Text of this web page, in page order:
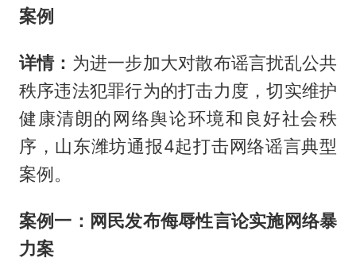
案例
详情： 为进一步加大对散布谣言扰乱公共
秩序违法犯罪行为的打击力度，切实维护
健康清朗的网络舆论环境和良好社会秩
序，山东潍坊通报4起打击网络谣言典型
案例。
案例一：网民发布侮辱性言论实施网络暴
力案